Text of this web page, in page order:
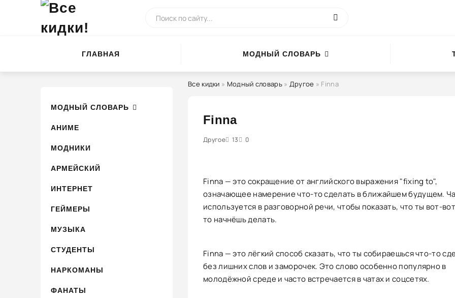
ГЛАВНАЯ МОДНЫЙ СЛОВАРЬ
МОДНЫЙ СЛОВАРЬ
АНИМЕ
МОДНИКИ
АРМЕЙСКИЙ
ИНТЕРНЕТ
ГЕЙМЕРЫ
МУЗЫКА
СТУДЕНТЫ
НАРКОМАНЫ
ФАНАТЫ
Все кидки » Модный словарь» Другое » Finna
Finna
Другое 13 0
2 3 4 5
Finna — это сокращение от английского выражения "fixing to",
означающее намерение что-то сделать в ближайшем будущем.
используется в разговорной речи, чтобы показать, что ты вот-
то начнёшь делать.
Finna — это лёгкий способ сказать, что ты собираешься что-то
без лишних слов и заморочек. Это слово особенно популярно в
молодёжной среде и часто встречается в чатах и соцсетях.